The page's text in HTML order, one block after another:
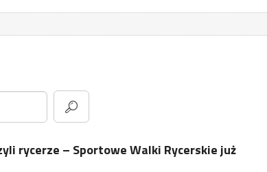
rycerze – Sportowe Walki Rycerskie już